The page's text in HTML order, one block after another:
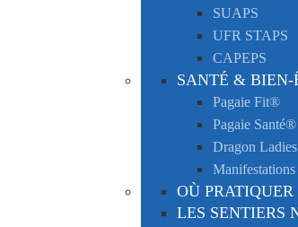
SUAPS
UFR STAPS
CAPEPS
SANTÉ & BIEN-
Pagaie Fit®
Pagaie Santé®
Dragon Ladies
Manifestations
OÙ PRATIQUER
LES SENTIERS